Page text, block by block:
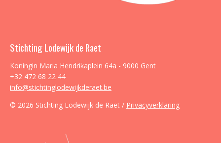
Stichting Lodewijk de Raet
Koningin Maria Hendrikaplein 64a - 9000 Gent
+32 472 68 22 44
info@stichtinglodewijkderaet.be
© 2026 Stichting Lodewijk de Raet / Privacyverklaring